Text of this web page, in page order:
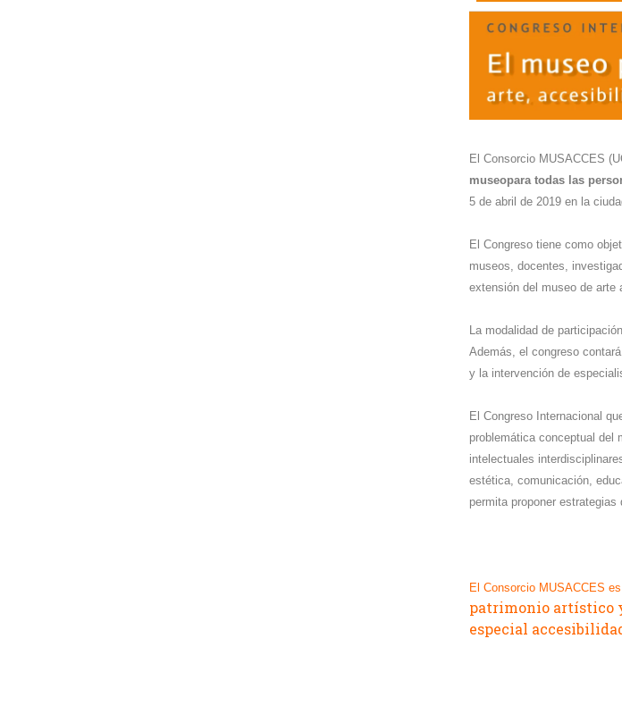
El Consorcio MUSACCES
museopara todas las
5 de abril de 2019 en la
El Congreso tiene como
museos, docentes,
extensión del museo de arte
La modalidad de
Además, el congreso
y la intervención de
El Congreso Internacional
problemática conceptual del
intelectuales
estética, comunicación,
permita proponer
El Consorcio MUSACCES es
patrimonio artístico
especial